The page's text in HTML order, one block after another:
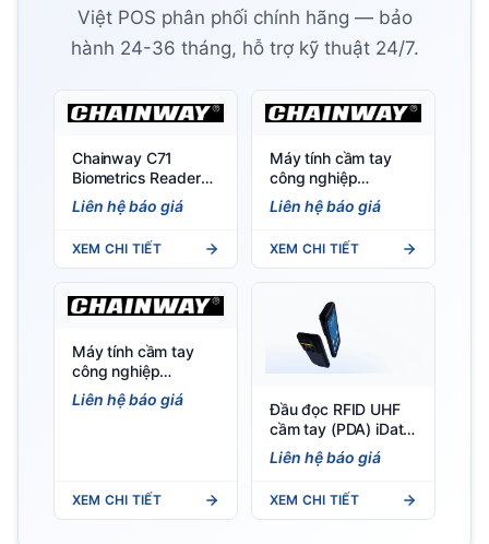
Việt POS phân phối chính hãng — bảo
hành 24-36 tháng, hỗ trợ kỹ thuật 24/7.
Chainway C71
Biometrics Reader
(Android 11/13) -
Máy quét vân tay
công nghiệp
Liên hệ báo giá
XEM CHI TIẾT
Máy tính cầm tay
công nghiệp
Chainway C66
(Android 11/13) -
Liên hệ báo giá
XEM CHI TIẾT
Máy tính cầm tay
công nghiệp
Chainway MC51 5G
(Android 14) - Việt
Liên hệ báo giá
XEM CHI TIẾT
Đầu đọc RFID UHF
cầm tay (PDA) iData
T2X 5G Portable
RFID Mobile
Terminal UHF RFID
PDA
Liên hệ báo giá
XEM CHI TIẾT